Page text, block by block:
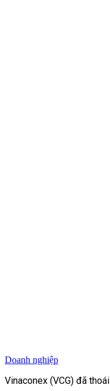
Doanh nghiệp
Vinaconex (VCG) đã